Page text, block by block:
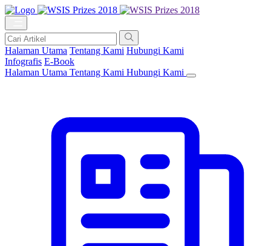
Halaman Utama Tentang Kami Hubungi Kami
Infografis E-Book
Halaman Utama Tentang Kami Hubungi Kami